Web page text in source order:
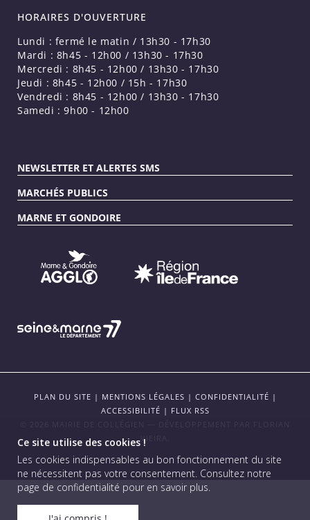
Ce site utilise des cookies !
Les cookies indispensables au bon fonctionnement du site
ne nécessitent pas votre consentement. Consultez notre
page de confidentialité pour en savoir plus.
HORAIRES D'OUVERTURE
Lundi : fermé le matin / 13h30 - 17h30
Mardi : 8h45 - 12h00 / 13h30 - 17h30
Mercredi : 8h45 - 12h00 / 13h30 - 17h30
Jeudi : 8h45 - 12h00 / 15h - 17h30
Vendredi : 8h45 - 12h00 / 13h30 - 17h30
Samedi : 9h00 - 12h00
NEWSLETTER ET ALERTES SMS
MARCHÉS PUBLICS
MARNE ET GONDOIRE
PLAN DU SITE | MENTIONS LÉGALES | CONFIDENTIALITÉ |
ACCESSIBILITÉ | FLUX RSS
VIEIRA